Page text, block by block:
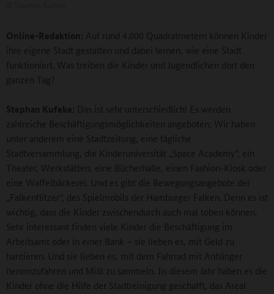
Online-Redaktion: Auf rund 4.000 Quadratmetern können Kinder
ihre eigene Stadt gestalten und dabei lernen, wie eine Stadt
funktioniert. Was treiben die Kinder und Jugendlichen dort den
ganzen Tag?
Stephan Kufeke: Das ist sehr unterschiedlich! Es werden
zahlreiche Beschäftigungsmöglichkeiten angeboten: Wir haben
unter anderem eine Stadtzeitung, eine tägliche
Stadtversammlung, die Kinderuniversität „Space Academy“, ein
Theater, Werkstätten, eine Bücherhalle, einen Fashion-Kiosk oder
eine Waffelbäckerei. Und es gibt die Bewegungsangebote der
„Falkenflitzer“, des Spielmobils der Hamburger Falken. Denn es ist
wichtig, dass die Kinder zwischendurch auch mal toben können.
Sehr interessant finden viele Kinder die Beschäftigung im
Arbeitsamt oder in einer Bank – sie lieben es, mit Geld zu
hantieren. Und sie lieben es, mit dem Fahrrad mit Anhänger
herumzufahren und Müll zu sammeln. In diesem Jahr haben es die
Kinder ohne die Hilfe der Stadtreinigung geschafft, das Areal